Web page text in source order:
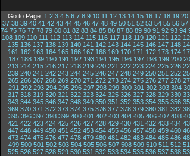
Go to Page: 1 2 3 4 5 6 7 8 9 10 11 12 13 14 15 16 17 18 19 20
37 38 39 40 41 42 43 44 45 46 47 48 49 50 51 52 53 54 55 56 57
74 75 76 77 78 79 80 81 82 83 84 85 86 87 88 89 90 91 92 93 94
108 109 110 111 112 113 114 115 116 117 118 119 120 121 122
135 136 137 138 139 140 141 142 143 144 145 146 147 148
161 162 163 164 165 166 167 168 169 170 171 172 173 174
187 188 189 190 191 192 193 194 195 196 197 198 199 200
213 214 215 216 217 218 219 220 221 222 223 224 225 226
239 240 241 242 243 244 245 246 247 248 249 250 251 252
265 266 267 268 269 270 271 272 273 274 275 276 277 278
291 292 293 294 295 296 297 298 299 300 301 302 303 304
317 318 319 320 321 322 323 324 325 326 327 328 329 330
343 344 345 346 347 348 349 350 351 352 353 354 355 356
369 370 371 372 373 374 375 376 377 378 379 380 381 382
395 396 397 398 399 400 401 402 403 404 405 406 407 408
421 422 423 424 425 426 427 428 429 430 431 432 433 434
447 448 449 450 451 452 453 454 455 456 457 458 459 460
473 474 475 476 477 478 479 480 481 482 483 484 485 486
499 500 501 502 503 504 505 506 507 508 509 510 511 512
525 526 527 528 529 530 531 532 533 534 535 536 537 538